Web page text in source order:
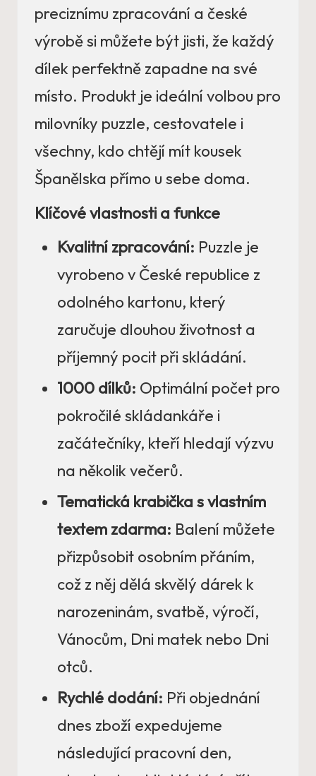
preciznímu zpracování a české
výrobě si můžete být jisti, že každý
dílek perfektně zapadne na své
místo. Produkt je ideální volbou pro
milovníky puzzle, cestovatele i
všechny, kdo chtějí mít kousek
Španělska přímo u sebe doma.
Klíčové vlastnosti a funkce
Kvalitní zpracování: Puzzle je
vyrobeno v České republice z
odolného kartonu, který
zaručuje dlouhou životnost a
příjemný pocit při skládání.
1000 dílků: Optimální počet pro
pokročilé skládankáře i
začátečníky, kteří hledají výzvu
na několik večerů.
Tematická krabička s vlastním
textem zdarma: Balení můžete
přizpůsobit osobním přáním,
což z něj dělá skvělý dárek k
narozeninám, svatbě, výročí,
Vánocům, Dni matek nebo Dni
otců.
Rychlé dodání: Při objednání
dnes zboží expedujeme
následující pracovní den,